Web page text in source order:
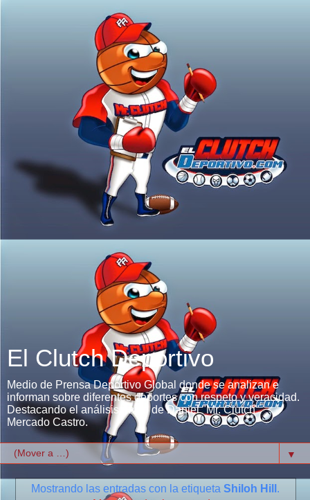
El Clutch Deportivo
Medio de Prensa Deportivo Global donde se analizan e
informan sobre diferentes deportes con respeto y veracidad.
Destacando el análisis único de Daniel "Mr. Clutch"
Mercado Castro.
▼
Mostrando las entradas con la etiqueta Shiloh Hill .